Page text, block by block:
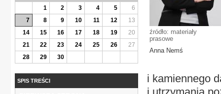
źródło: materiały
prasowe
Anna Nemś
i kamiennego
1
2 3 4 5
6
7
8 9 10 11 12
13
14
15 16 17 18 19
20
21
22 23 24 25 26
27
28
29 30
SPIS TREŚCI